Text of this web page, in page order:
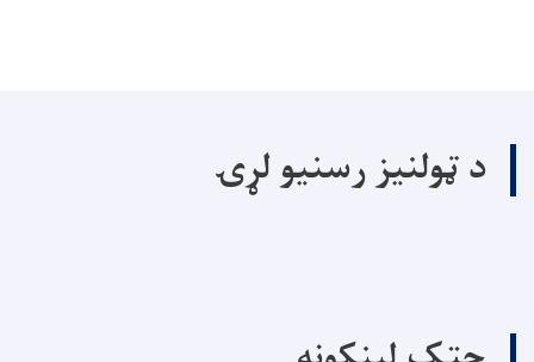
د ټولنیز رسنیو لړۍ